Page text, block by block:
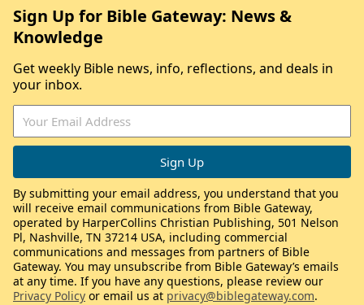
Sign Up for Bible Gateway: News &
Knowledge
Get weekly Bible news, info, reflections, and deals in
your inbox.
By submitting your email address, you understand that you
will receive email communications from Bible Gateway,
operated by HarperCollins Christian Publishing, 501 Nelson
Pl, Nashville, TN 37214 USA, including commercial
communications and messages from partners of Bible
Gateway. You may unsubscribe from Bible Gateway’s emails
at any time. If you have any questions, please review our
Privacy Policy or email us at privacy@biblegateway.com.